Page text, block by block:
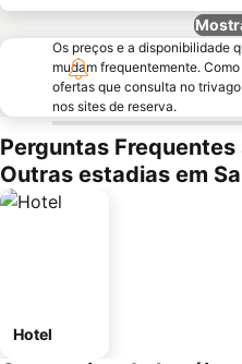
Os preços e a disponibilidade
mudam frequentemente.
ofertas que consulta no
nos sites de reserva.
Perguntas
Outras estadias em
Hotel